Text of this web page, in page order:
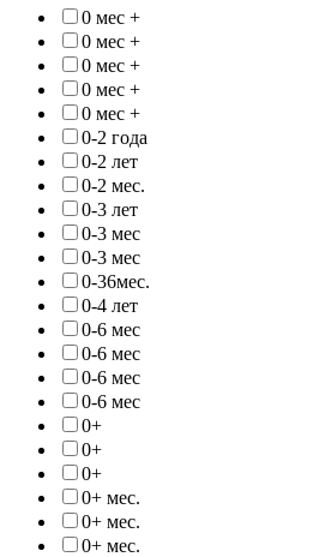
0 мес +
0 мес +
0 мес +
0 мес +
0 мес +
0-2 года
0-2 лет
0-2 мес.
0-3 лет
0-3 мес
0-3 мес
0-36мес.
0-4 лет
0-6 мес
0-6 мес
0-6 мес
0-6 мес
0+
0+
0+
0+ мес.
0+ мес.
0+ мес.